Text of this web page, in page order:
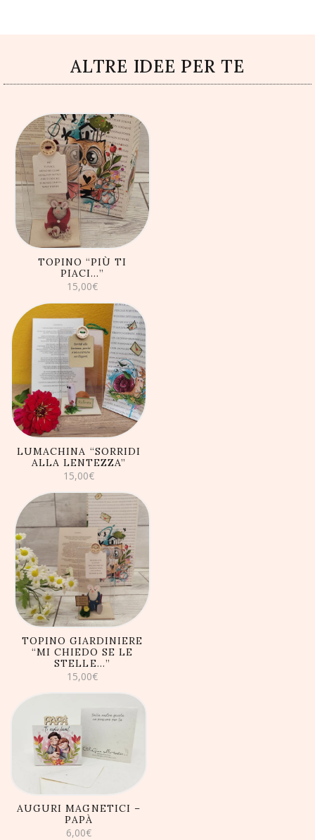
ALTRE IDEE PER TE
AGGIUNGI AL
CARRELLO
TOPINO “PIÙ TI
PIACI…”
15,00€
AGGIUNGI AL
CARRELLO
LUMACHINA “SORRIDI
ALLA LENTEZZA”
15,00€
AGGIUNGI AL
CARRELLO
TOPINO GIARDINIERE
“MI CHIEDO SE LE
STELLE…”
15,00€
AGGIUNGI AL
CARRELLO
AUGURI MAGNETICI –
PAPÀ
6,00€